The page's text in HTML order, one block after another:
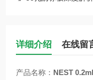
详细介绍 在线留
产品名称： NEST